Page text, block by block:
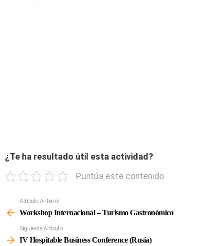
¿Te ha resultado útil esta actividad?
Puntúa este contenido
Más
Artículo Anterior
Workshop Internacional – Turismo Gastronómico
Siguiente Artículo
IV Hospitable Business Conference (Rusia)